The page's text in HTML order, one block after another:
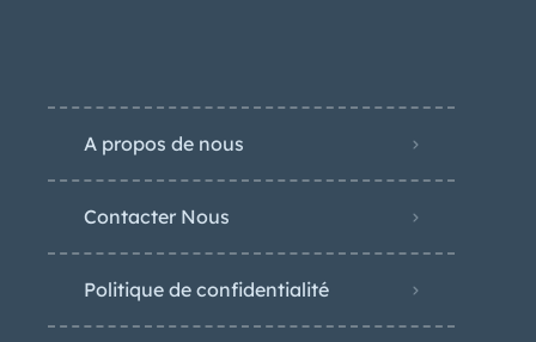
A propos de nous
Contacter Nous
Politique de confidentialité